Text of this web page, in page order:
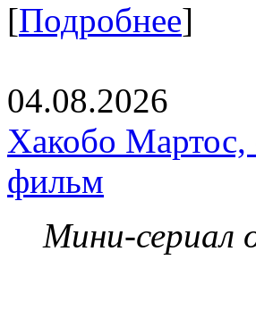
[Подробнее]
04.08.2026
Хакобо Мартос,
фильм
Мини-сериал